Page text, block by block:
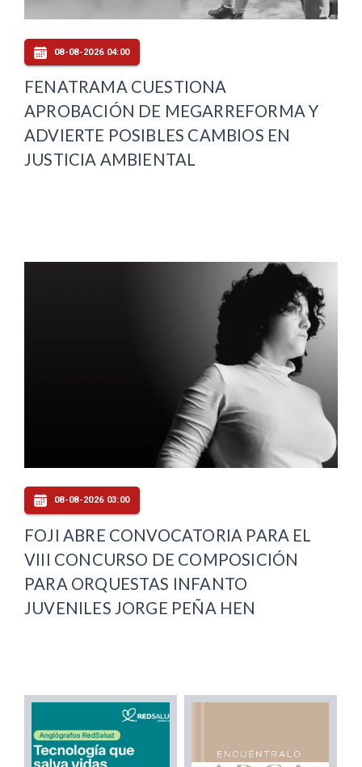
08-08-2026 04:00
FENATRAMA CUESTIONA
APROBACIÓN DE MEGARREFORMA Y
ADVIERTE POSIBLES CAMBIOS EN
JUSTICIA AMBIENTAL
08-08-2026 03:00
FOJI ABRE CONVOCATORIA PARA EL
VIII CONCURSO DE COMPOSICIÓN
PARA ORQUESTAS INFANTO
JUVENILES JORGE PEÑA HEN